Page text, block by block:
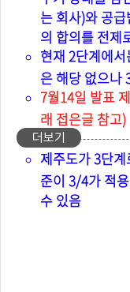
는 회사)와 공
의 합의를 전제
현재 2단계에
은 해당 없으나
7월14일 발표
래 접은글 참고)
더보기
제주도가 3단
준이 3/4가 적
수 있음